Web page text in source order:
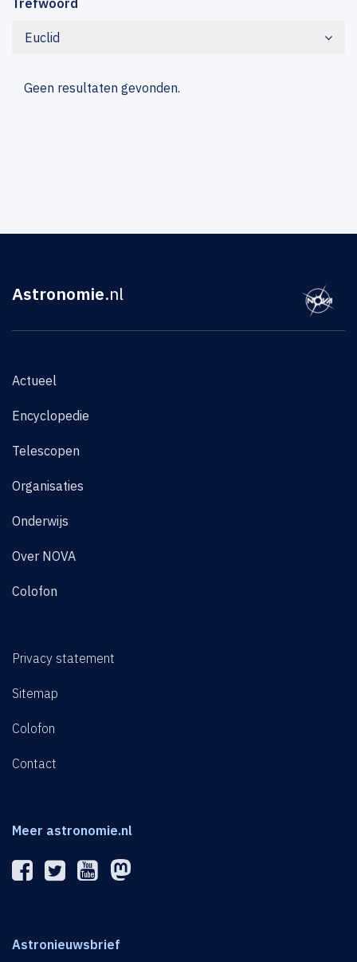
Trefwoord
Euclid
Geen resultaten gevonden.
Astronomie.nl
Actueel
Encyclopedie
Telescopen
Organisaties
Onderwijs
Over NOVA
Colofon
Privacy statement
Sitemap
Colofon
Contact
Meer astronomie.nl
Astronieuwsbrief